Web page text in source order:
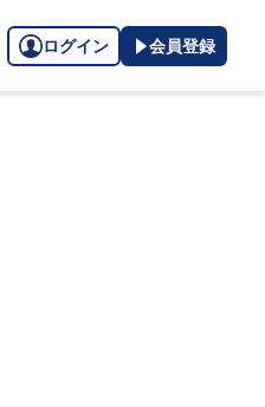
ログイン 会員登録